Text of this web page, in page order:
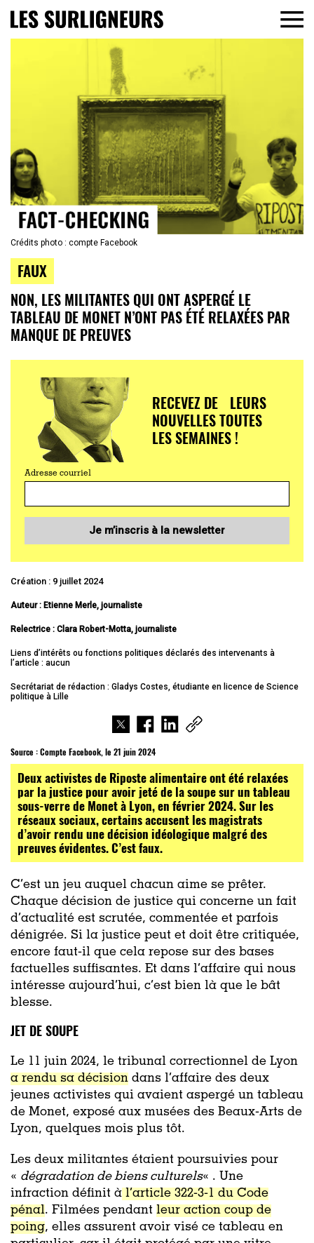
Crédits photo : compte Facebook
FAUX
NON, LES MILITANTES QUI ONT ASPERGÉ LE
TABLEAU DE MONET N’ONT PAS ÉTÉ RELAXÉES PAR
MANQUE DE PREUVES
RECEVEZ DE LEURS
NOUVELLES TOUTES
LES SEMAINES !
Adresse courriel
Je m’inscris à la newsletter
Création : 9 juillet 2024
Auteur : Etienne Merle, journaliste
Relectrice : Clara Robert-Motta, journaliste
Liens d’intérêts ou fonctions politiques déclarés des intervenants à
l’article : aucun
Secrétariat de rédaction : Gladys Costes, étudiante en licence de Science
politique à Lille
Source :Compte Facebook, le 21 juin 2024
Deux activistes de Riposte alimentaire ont été relaxées
par la justice pour avoir jeté de la soupe sur un tableau
sous-verre de Monet à Lyon, en février 2024. Sur les
réseaux sociaux, certains accusent les magistrats
d’avoir rendu une décision idéologique malgré des
preuves évidentes. C’est faux.
C’est un jeu auquel chacun aime se prêter.
Chaque décision de justice qui concerne un fait
d’actualité est scrutée, commentée et parfois
dénigrée. Si la justice peut et doit être critiquée,
encore faut-il que cela repose sur des bases
factuelles suffisantes. Et dans l’affaire qui nous
intéresse aujourd’hui, c’est bien là que le bât
blesse.
JET DE SOUPE
Le 11 juin 2024, le tribunal correctionnel de Lyon
a rendu sa décision dans l’affaire des deux
jeunes activistes qui avaient aspergé un tableau
de Monet, exposé aux musées des Beaux-Arts de
Lyon, quelques mois plus tôt.
Les deux militantes étaient poursuivies pour
« dégradation de biens culturels« . Une
infraction définit à l’article 322-3-1 du Code
pénal. Filmées pendant leur action coup de
poing, elles assurent avoir visé ce tableau en